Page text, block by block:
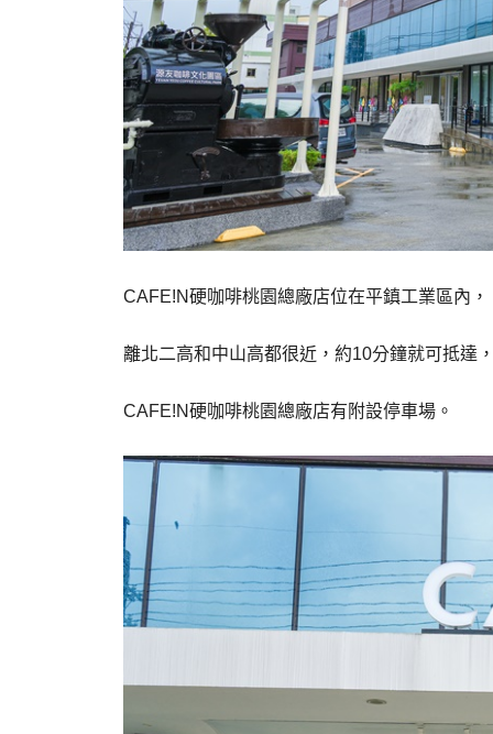
CAFE!N硬咖啡桃園總廠店位在平鎮工業區內，
離北二高和中山高都很近，約10分鐘就可抵達
CAFE!N硬咖啡桃園總廠店有附設停車場。